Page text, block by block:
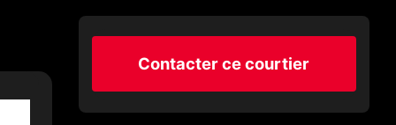
Contacter ce courtier